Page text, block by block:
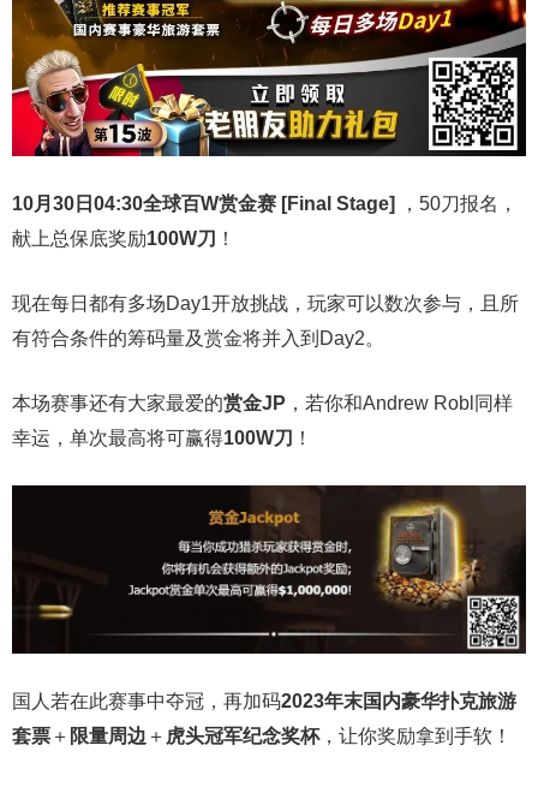
10月30日04:30全球百W赏金赛 [Final Stage]
，50刀报名，
献上总保底奖励100W刀 ！
现在每日都有多场Day1开放挑战，玩家可以数次参与，且所
有符合条件的筹码量及赏金将并入到Day2。
本场赛事还有大家最爱的赏金JP ，若你和Andrew Robl同样
幸运，单次最高将可赢得100W刀 ！
国人若在此赛事中夺冠，再加码2023年末国内豪华扑克旅游
套票 ＋ 限量周边 ＋ 虎头冠军纪念奖杯，让你奖励拿到手软！